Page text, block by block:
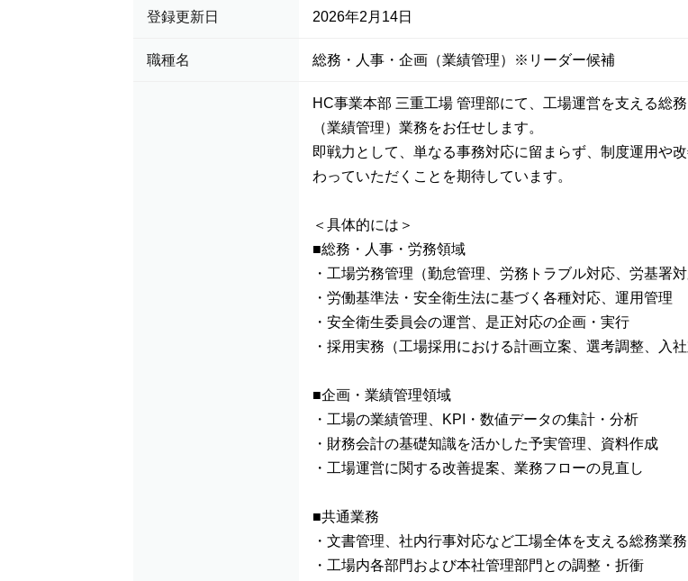
登録更新日 2026年2月14日
職種名 総務・人事・企画（業績管理）※リーダー候補
HC事業本部 三重工場 管理部にて、工場運営を支える総
（業績管理）業務をお任せします。
即戦力として、単なる事務対応に留まらず、制度運用や
わっていただくことを期待しています。
＜具体的には＞
■総務・人事・労務領域
・工場労務管理（勤怠管理、労務トラブル対応、労基署対
・労働基準法・安全衛生法に基づく各種対応、運用管理
・安全衛生委員会の運営、是正対応の企画・実行
・採用実務（工場採用における計画立案、選考調整、入社
■企画・業績管理領域
・工場の業績管理、KPI・数値データの集計・分析
・財務会計の基礎知識を活かした予実管理、資料作成
・工場運営に関する改善提案、業務フローの見直し
■共通業務
・文書管理、社内行事対応など工場全体を支える総務業務
・工場内各部門および本社管理部門との調整・折衝